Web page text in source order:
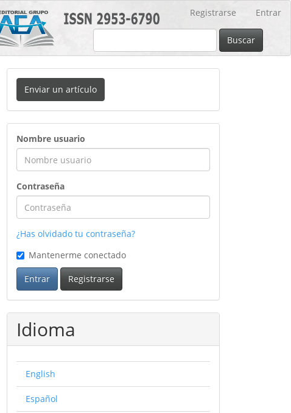
Registrarse Entrar
Buscar
Enviar
un
artículo
Enviar un artículo
ingreso
Nombre usuario
Contraseña
¿Has olvidado tu contraseña?
Mantenerme conectado
Entrar Registrarse
Idioma
English
Español